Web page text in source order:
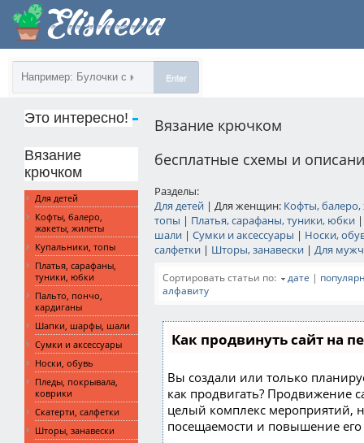
Enter
Это интересно!
Вязание
крючком
Для детей
Кофты, балеро,
жакеты, жилеты
Купальники, топы
Платья, сарафаны,
туники, юбки
Пальто, пончо,
кардиганы
Шапки, шарфы, шали
Сумки и аксессуары
Носки, обувь
Пледы, покрывала,
коврики
Скатерти, салфетки
Шторы, занавески
Вязание крючком
бесплатные схемы и
Разделы:
Для детей | Для женщин: Кофты,
топы | Платья, сарафаны, туники, юбки
шали | Сумки и аксессуары | Носки,
салфетки | Шторы, занавески | Для
Сортировать статьи по: дате |
алфавиту
Как продвинуть сайт на
Вы создали или только
как продвигать? Продвижение
целый комплекс мероприятий,
посещаемости и повышение